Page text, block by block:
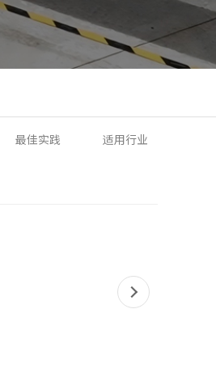
最佳实践 适用行业